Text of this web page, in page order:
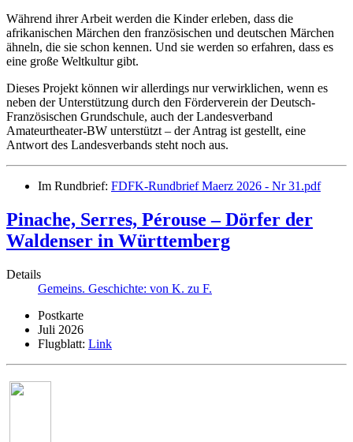
Während ihrer Arbeit werden die Kinder erleben, dass die
afrikanischen Märchen den französischen und deutschen Märchen
ähneln, die sie schon kennen. Und sie werden so erfahren, dass es
eine große Weltkultur gibt.
Dieses Projekt können wir allerdings nur verwirklichen, wenn es
neben der Unterstützung durch den Förderverein der Deutsch-
Französischen Grundschule, auch der Landesverband
Amateurtheater-BW unterstützt – der Antrag ist gestellt, eine
Antwort des Landesverbands steht noch aus.
Im Rundbrief: FDFK-Rundbrief Maerz 2026 - Nr 31.pdf
Pinache, Serres, Pérouse – Dörfer der
Waldenser in Württemberg
Details
Gemeins. Geschichte: von K. zu F.
Postkarte
Juli 2026
Flugblatt: Link